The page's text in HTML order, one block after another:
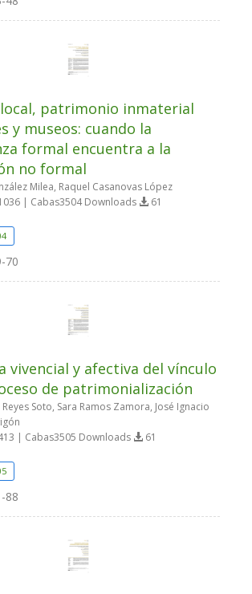
patrimonio inmaterial
y museos: cuando la
formal encuentra a la
no formal
Milea, Raquel Casanovas López
| Cabas3504 Downloads 61
70
vivencial y afectiva del vínculo
de patrimonialización
Soto, Sara Ramos Zamora, José Ignacio
| Cabas3505 Downloads 61
88